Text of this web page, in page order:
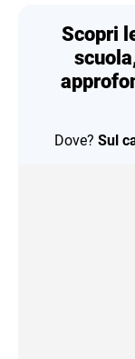
Scopri
Dove? Sul